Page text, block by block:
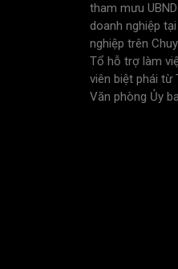
tham mưu
doanh nghiệp
nghiệp trên
Tổ hỗ trợ làm
viên biệt phái
Văn phòng Ủy